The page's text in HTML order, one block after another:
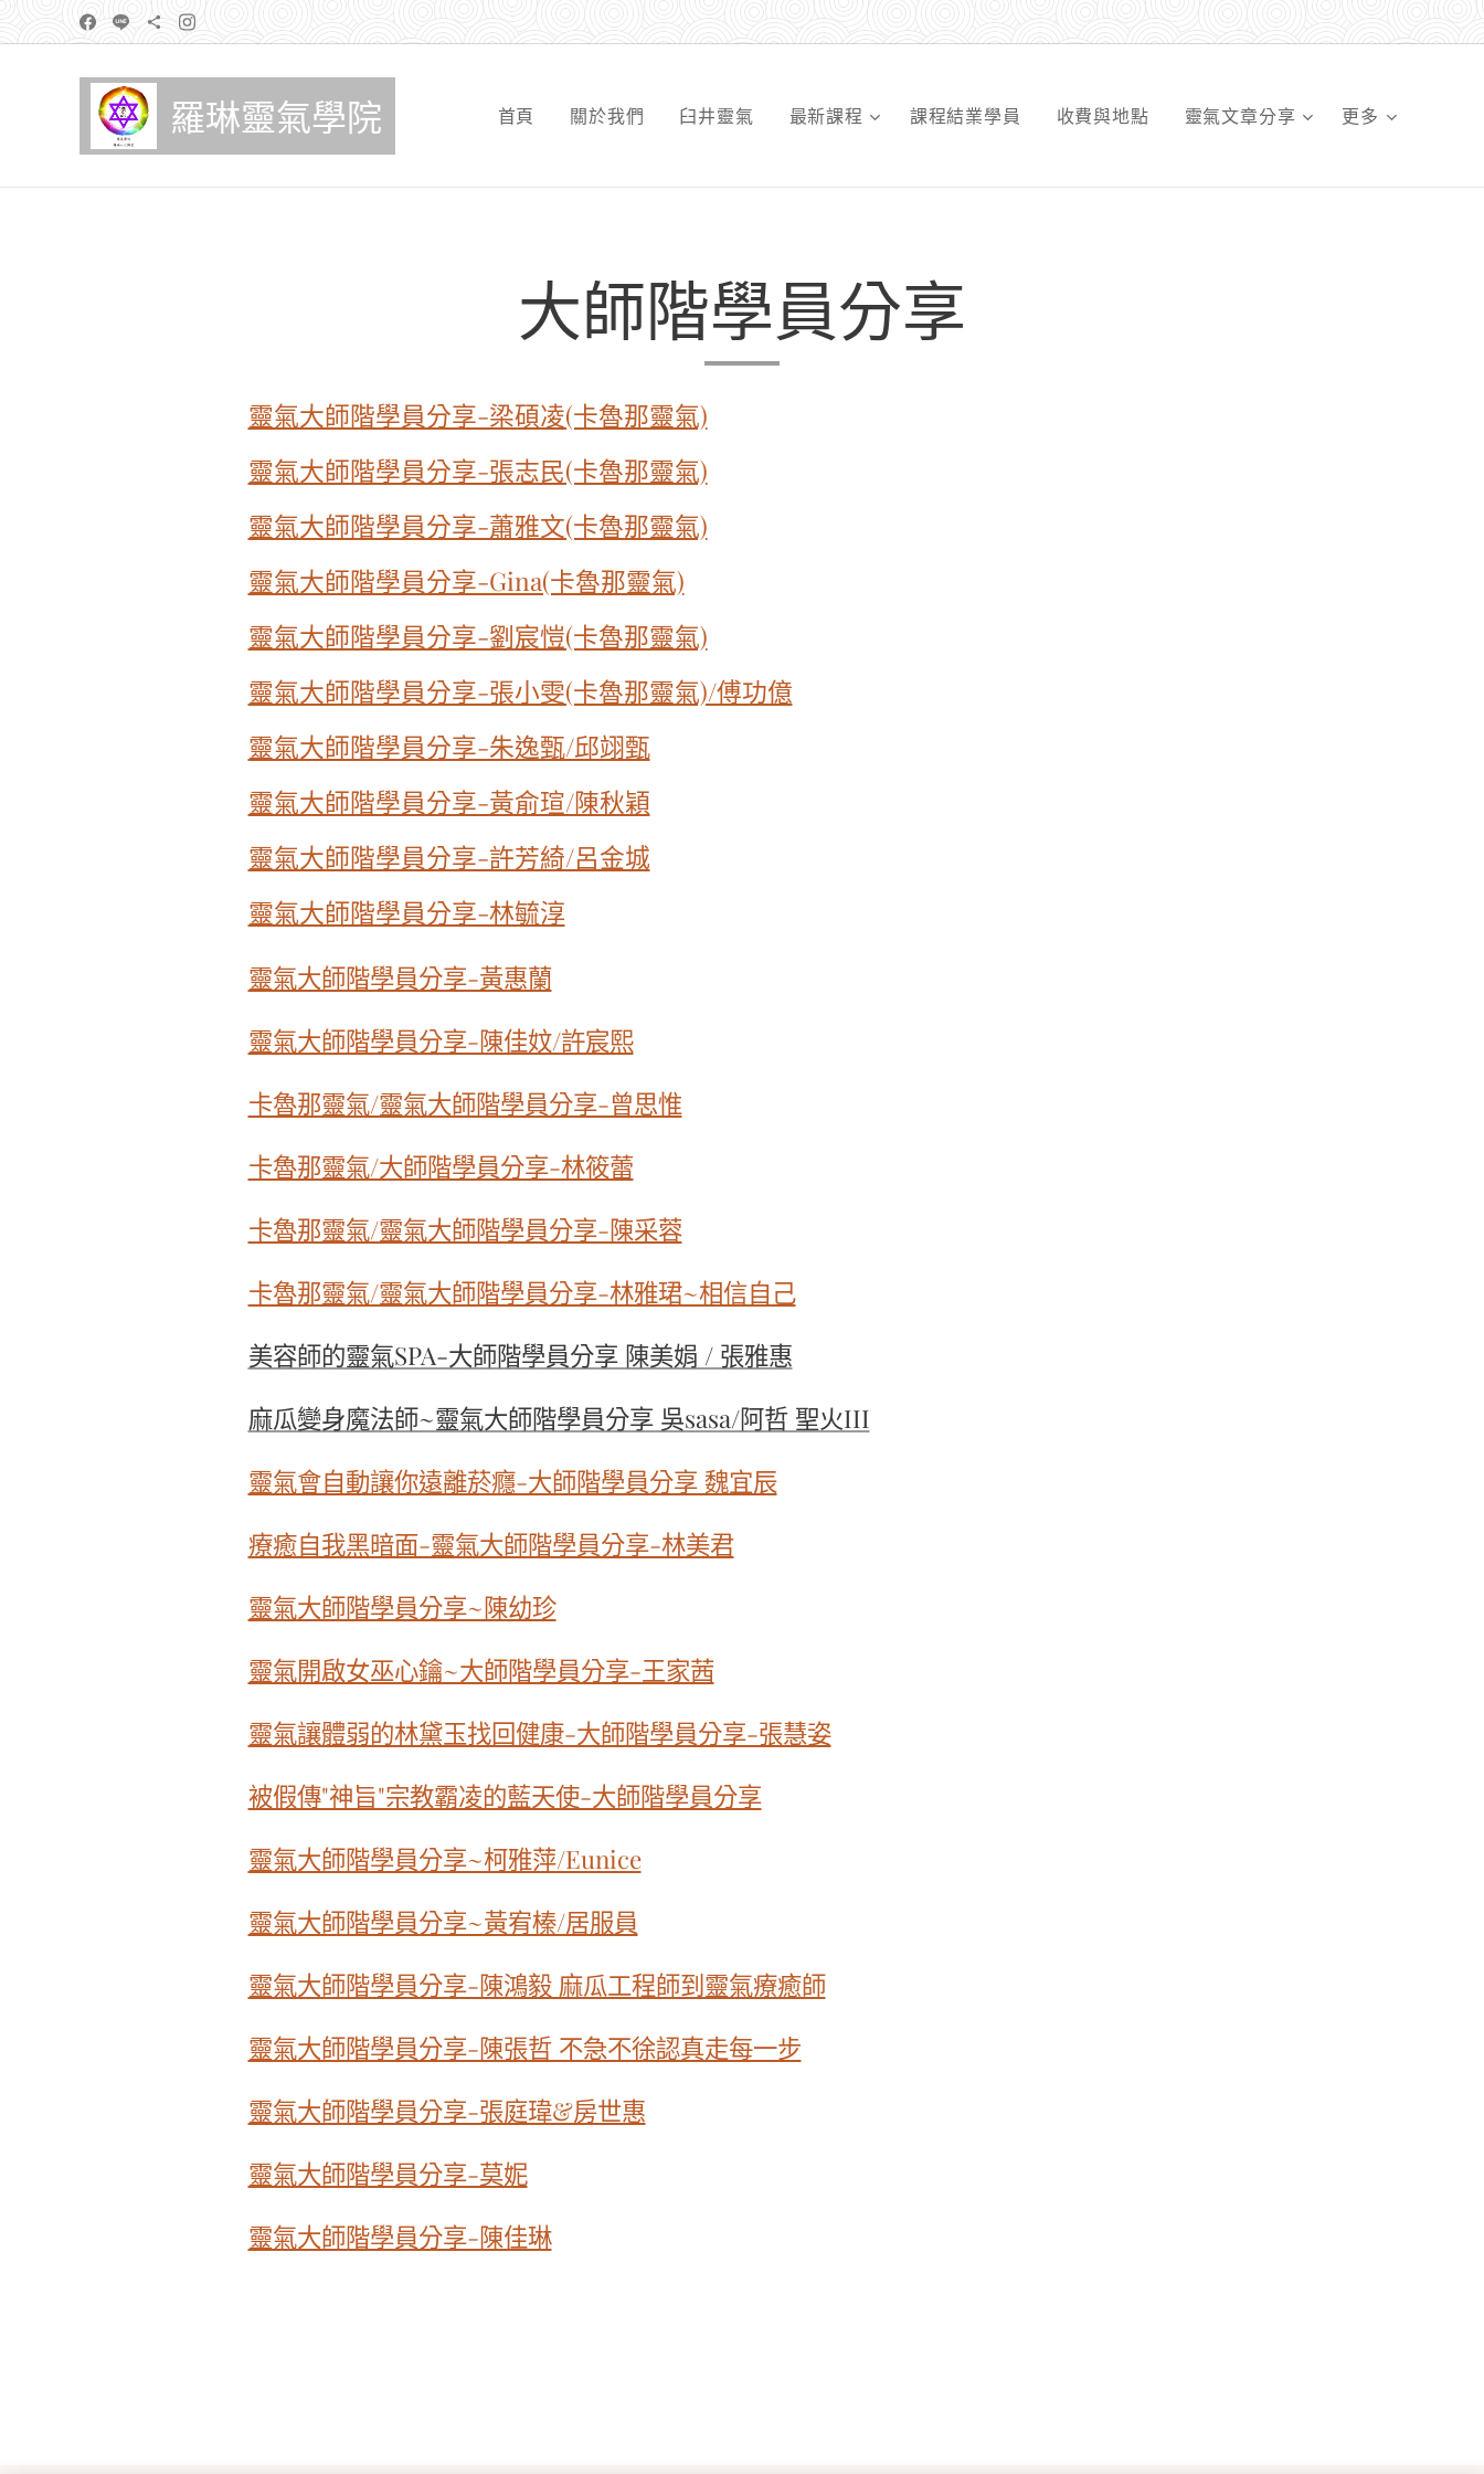
羅琳靈氣學院 首頁 關於我們 臼井靈氣 最新課程 課程結業學員 收費與地點 靈氣文章分享 更多
大師階學員分享
靈氣大師階學員分享-梁碩凌(卡魯那靈氣)
靈氣大師階學員分享-張志民(卡魯那靈氣)
靈氣大師階學員分享-蕭雅文(卡魯那靈氣)
靈氣大師階學員分享-Gina(卡魯那靈氣)
靈氣大師階學員分享-劉宸愷(卡魯那靈氣)
靈氣大師階學員分享-張小雯(卡魯那靈氣)/傅功億
靈氣大師階學員分享-朱逸甄/邱翊甄
靈氣大師階學員分享-黃俞瑄/陳秋穎
靈氣大師階學員分享-許芳綺/呂金城
靈氣大師階學員分享-林毓淳
靈氣大師階學員分享-黃惠蘭
靈氣大師階學員分享-陳佳妏/許宸熙
卡魯那靈氣/靈氣大師階學員分享-曾思惟
卡魯那靈氣/大師階學員分享-林筱蕾
卡魯那靈氣/靈氣大師階學員分享-陳采蓉
卡魯那靈氣/靈氣大師階學員分享-林雅珺~相信自己
美容師的靈氣SPA-大師階學員分享 陳美娟 / 張雅惠
麻瓜變身魔法師~靈氣大師階學員分享 吳sasa/阿哲 聖火III
靈氣會自動讓你遠離菸癮-大師階學員分享 魏宜辰
療癒自我黑暗面-靈氣大師階學員分享-林美君
靈氣大師階學員分享~陳幼珍
靈氣開啟女巫心鑰~大師階學員分享-王家茜
靈氣讓體弱的林黛玉找回健康-大師階學員分享-張慧姿
被假傳"神旨"宗教霸凌的藍天使-大師階學員分享
靈氣大師階學員分享~柯雅萍/Eunice
靈氣大師階學員分享~黃宥榛/居服員
靈氣大師階學員分享-陳鴻毅 麻瓜工程師到靈氣療癒師
靈氣大師階學員分享-陳張哲 不急不徐認真走每一步
靈氣大師階學員分享-張庭瑋&房世惠
靈氣大師階學員分享-莫妮
靈氣大師階學員分享-陳佳琳